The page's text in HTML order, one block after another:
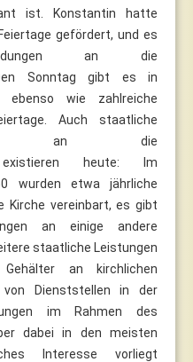
ist. Konstantin hatte
gefördert, und es
an die
Den Sonntag gibt es in
ebenso wie zahlreiche
Auch staatliche
an die
existieren heute: Im
wurden etwa jährliche
Kirche vereinbart, es gibt
an einige andere
staatliche Leistungen
an kirchlichen
von Dienststellen in der
im Rahmen des
dabei in den meisten
Interesse vorliegt